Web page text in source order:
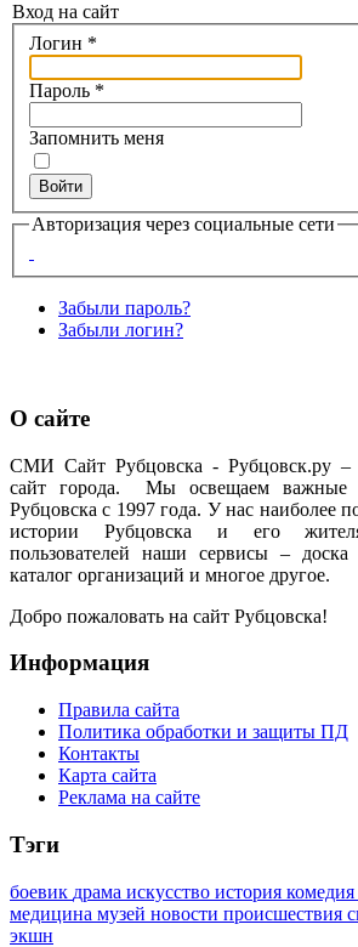
Вход на сайт
Логин *
Пароль *
Запомнить меня
Войти
Авторизация через социальные сети
Забыли пароль?
Забыли логин?
О сайте
СМИ Сайт Рубцовска - Рубцовск.ру –
сайт города. Мы освещаем важные
Рубцовска с 1997 года. У нас наиболее
истории Рубцовска и его
пользователей наши сервисы –
каталог организаций и многое другое.
Добро пожаловать на сайт Рубцовска!
Информация
Правила сайта
Политика обработки и защиты ПД
Контакты
Карта сайта
Реклама на сайте
Тэги
боевик драма искусство история комедия
медицина музей новости происшествия
экшн